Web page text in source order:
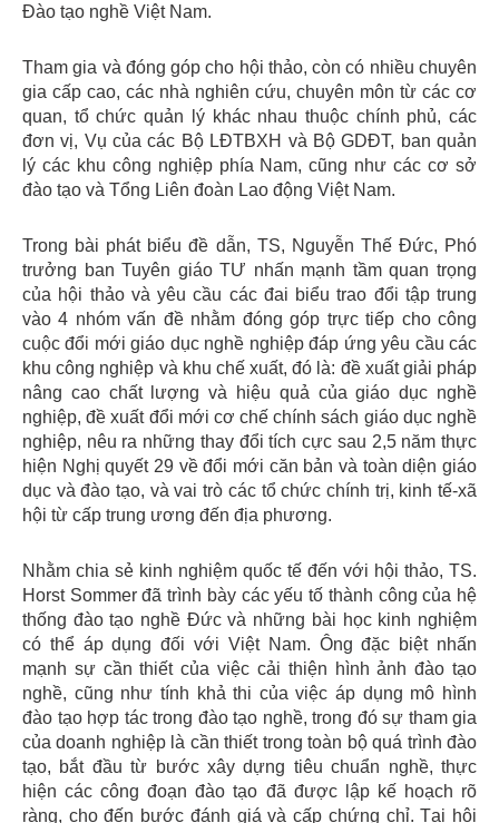
Đào tạo nghề Việt Nam.
Tham gia và đóng góp cho hội thảo, còn có nhiều chuyên
gia cấp cao, các nhà nghiên cứu, chuyên môn từ các cơ
quan, tổ chức quản lý khác nhau thuộc chính phủ, các
đơn vị, Vụ của các Bộ LĐTBXH và Bộ GDĐT, ban quản
lý các khu công nghiệp phía Nam, cũng như các cơ sở
đào tạo và Tổng Liên đoàn Lao động Việt Nam.
Trong bài phát biểu đề dẫn, TS, Nguyễn Thế Đức, Phó
trưởng ban Tuyên giáo TƯ nhấn mạnh tầm quan trọng
của hội thảo và yêu cầu các đai biểu trao đổi tập trung
vào 4 nhóm vấn đề nhằm đóng góp trực tiếp cho công
cuộc đổi mới giáo dục nghề nghiệp đáp ứng yêu cầu các
khu công nghiệp và khu chế xuất, đó là: đề xuất giải pháp
nâng cao chất lượng và hiệu quả của giáo dục nghề
nghiệp, đề xuất đổi mới cơ chế chính sách giáo dục nghề
nghiệp, nêu ra những thay đổi tích cực sau 2,5 năm thực
hiện Nghị quyết 29 về đổi mới căn bản và toàn diện giáo
dục và đào tạo, và vai trò các tổ chức chính trị, kinh tế-xã
hội từ cấp trung ương đến địa phương.
Nhằm chia sẻ kinh nghiệm quốc tế đến với hội thảo, TS.
Horst Sommer đã trình bày các yếu tố thành công của hệ
thống đào tạo nghề Đức và những bài học kinh nghiệm
có thể áp dụng đối với Việt Nam. Ông đặc biệt nhấn
mạnh sự cần thiết của việc cải thiện hình ảnh đào tạo
nghề, cũng như tính khả thi của việc áp dụng mô hình
đào tạo hợp tác trong đào tạo nghề, trong đó sự tham gia
của doanh nghiệp là cần thiết trong toàn bộ quá trình đào
tạo, bắt đầu từ bước xây dựng tiêu chuẩn nghề, thực
hiện các công đoạn đào tạo đã được lập kế hoạch rõ
ràng, cho đến bước đánh giá và cấp chứng chỉ. Tại hội